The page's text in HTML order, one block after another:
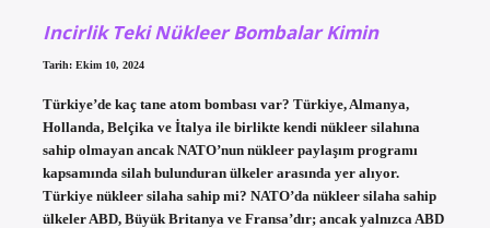
Incirlik Teki Nükleer Bombalar Kimin
Tarih: Ekim 10, 2024
Türkiye’de kaç tane atom bombası var? Türkiye, Almanya,
Hollanda, Belçika ve İtalya ile birlikte kendi nükleer silahına
sahip olmayan ancak NATO’nun nükleer paylaşım programı
kapsamında silah bulunduran ülkeler arasında yer alıyor.
Türkiye nükleer silaha sahip mi? NATO’da nükleer silaha sahip
ülkeler ABD, Büyük Britanya ve Fransa’dır; ancak yalnızca ABD